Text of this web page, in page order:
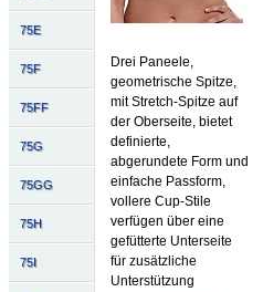
75E
75F
75FF
75G
75GG
75H
75I
Drei Paneele,
geometrische Spitze,
mit Stretch-Spitze auf
der Oberseite, bietet
definierte,
abgerundete Form und
einfache Passform,
vollere Cup-Stile
verfügen über eine
gefütterte Unterseite
für zusätzliche
Unterstützung